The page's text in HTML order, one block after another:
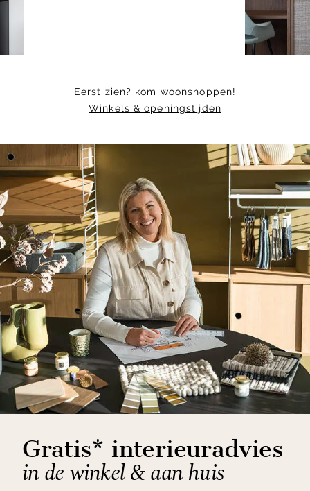
13
Eerst zien? kom woonshoppen!
Winkels & openingstijden
Gratis* interieuradvies
in de winkel & aan huis